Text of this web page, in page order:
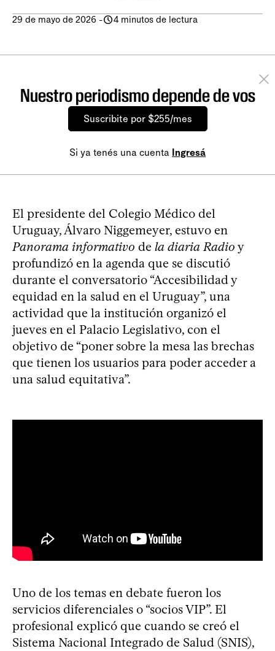
29 de mayo de 2026 - 4 minutos de lectura
Nuestro periodismo depende de vos
Suscribite por $255/mes
Si ya tenés una cuenta Ingresá
El presidente del Colegio Médico del
Uruguay, Álvaro Niggemeyer, estuvo en
Panorama informativo de la diaria Radio y
profundizó en la agenda que se discutió
durante el conversatorio “Accesibilidad y
equidad en la salud en el Uruguay”, una
actividad que la institución organizó el
jueves en el Palacio Legislativo, con el
objetivo de “poner sobre la mesa las brechas
que tienen los usuarios para poder acceder a
una salud equitativa”.
Uno de los temas en debate fueron los
servicios diferenciales o “socios VIP”. El
profesional explicó que cuando se creó el
Sistema Nacional Integrado de Salud (SNIS),